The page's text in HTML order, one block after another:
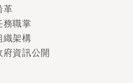
革
務職掌
織架構
府資訊公開